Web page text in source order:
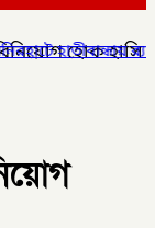
১৩ অভিযানে
হোক হাসি